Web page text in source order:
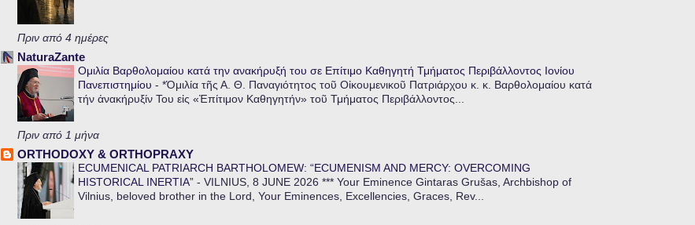
Πριν από 4 ημέρες
NaturaZante
Ομιλία Βαρθολομαίου κατά την ανακήρυξή του σε Επίτιμο Καθηγητή Τμήματος Περιβάλλοντος Ιονίου
Πανεπιστημίου - *Ὁμιλία τῆς Α. Θ. Παναγιότητος τοῦ Οἰκουμενικοῦ Πατριάρχου κ. κ. Βαρθολομαίου κατά
τήν ἀνακήρυξίν Του εἰς «Ἐπίτιμον Καθηγητήν» τοῦ Τμήματος Περιβάλλοντος...
Πριν από 1 μήνα
ORTHODOXY & ORTHOPRAXY
ECUMENICAL PATRIARCH BARTHOLOMEW: “ECUMENISM AND MERCY: OVERCOMING
HISTORICAL INERTIA” - VILNIUS, 8 JUNE 2026 *** Your Eminence Gintaras Grušas, Archbishop of
Vilnius, beloved brother in the Lord, Your Eminences, Excellencies, Graces, Rev...